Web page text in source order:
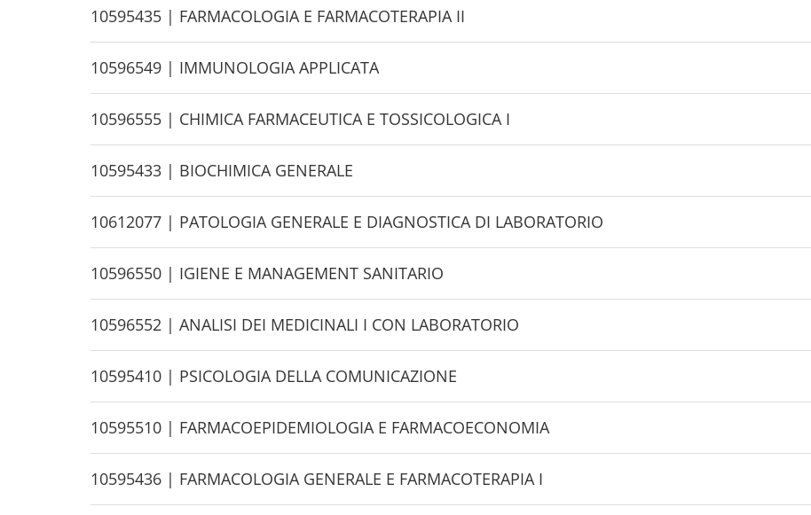
d
e
H
i
d
e
10595435 | FARMACOLOGIA E FARMACOTERAPIA II
H
i
d
e
10596549 | IMMUNOLOGIA APPLICATA
H
i
d
e
10596555 | CHIMICA FARMACEUTICA E TOSSICOLOGICA I
H
i
d
e
10595433 | BIOCHIMICA GENERALE
H
i
d
e
10612077 | PATOLOGIA GENERALE E DIAGNOSTICA DI LABORATORIO
H
i
d
e
10596550 | IGIENE E MANAGEMENT SANITARIO
H
i
d
e
10596552 | ANALISI DEI MEDICINALI I CON LABORATORIO
H
i
d
e
10595410 | PSICOLOGIA DELLA COMUNICAZIONE
H
i
d
e
10595510 | FARMACOEPIDEMIOLOGIA E FARMACOECONOMIA
H
i
10595436 | FARMACOLOGIA GENERALE E FARMACOTERAPIA I